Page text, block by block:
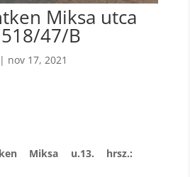
Miksa utca
47/B
| nov 17, 2021
Miksa u.13. hrsz.: